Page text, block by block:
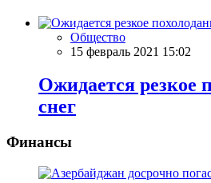
Общество
15 февраль 2021 15:02
Ожидается резкое
снег
Финансы